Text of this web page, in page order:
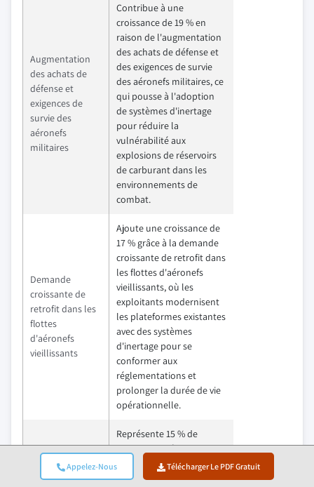
Appelez-Nous Télécharger Le PDF Gratuit
Augmentation
des achats de
défense et
exigences de
survie des
aéronefs
militaires
Contribue à une
croissance de 19 % en
raison de l'augmentation
des achats de défense et
des exigences de survie
des aéronefs militaires, ce
qui pousse à l'adoption
de systèmes d'inertage
pour réduire la
vulnérabilité aux
explosions de réservoirs
de carburant dans les
environnements de
combat.
Demande
croissante de
retrofit dans les
flottes
d'aéronefs
vieillissants
Ajoute une croissance de
17 % grâce à la demande
croissante de retrofit dans
les flottes d'aéronefs
vieillissants, où les
exploitants modernisent
les plateformes existantes
avec des systèmes
d'inertage pour se
conformer aux
réglementations et
prolonger la durée de vie
opérationnelle.
Progrès
technologiques
Représente 15 % de
croissance grâce aux
progrès technologiques
dans les systèmes OBIGGS